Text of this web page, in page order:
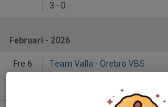
3 - 0
Februari - 2026
Fre 6
Team Valla - Örebro VBS